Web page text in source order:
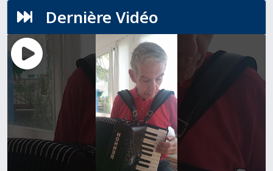
 Dernière Vidéo